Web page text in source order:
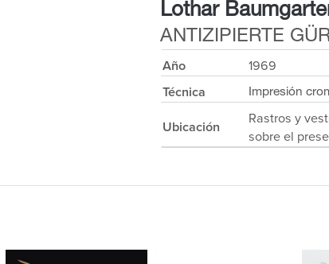
Lothar
ANTIZIPIERTE
Año
1969
Técnica
Impresión
Ubicación
Rastros y
sobre el